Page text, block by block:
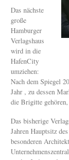
Das nächste
große
Hamburger
Verlagshaus
wird in die
HafenCity
umziehen:
Nach dem Spiegel
Jahr , zu dessen
die Brigitte
Das bisherige
Jahren Hauptsitz
besonderen